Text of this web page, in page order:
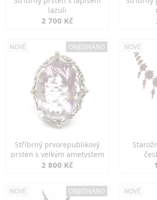
lazuli
2 700 Kč
NOVÉ OBJEDNÁNO
Stříbrný prvorepublikový
prsten s velkým ametystem
2 800 Kč
NOVÉ
NOVÉ OBJEDNÁNO NOVÉ